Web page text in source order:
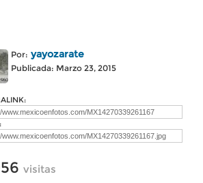
Por: yayozarate
Publicada: Marzo 23, 2015
visitas